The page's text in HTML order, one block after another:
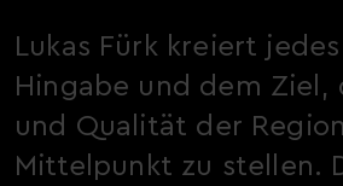
Lukas Fürk kreiert
Hingabe und dem Ziel,
und Qualität der
Mittelpunkt zu stellen.